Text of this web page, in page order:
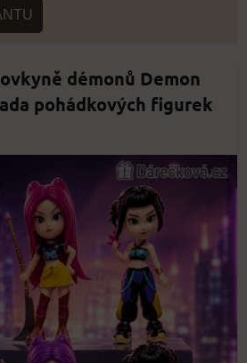
démonů Demon
pohádkových figurek